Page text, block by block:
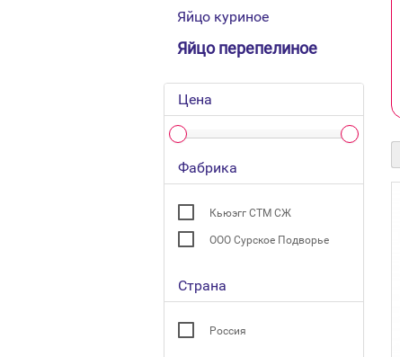
Яйцо куриное
Яйцо перепелиное
Цена
Фабрика
Кьюэгг СТМ СЖ
ООО Сурское Подворье
Страна
Россия